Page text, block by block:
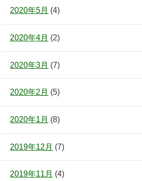
2020年5月 (4)
2020年4月 (2)
2020年3月 (7)
2020年2月 (5)
2020年1月 (8)
2019年12月 (7)
2019年11月 (4)